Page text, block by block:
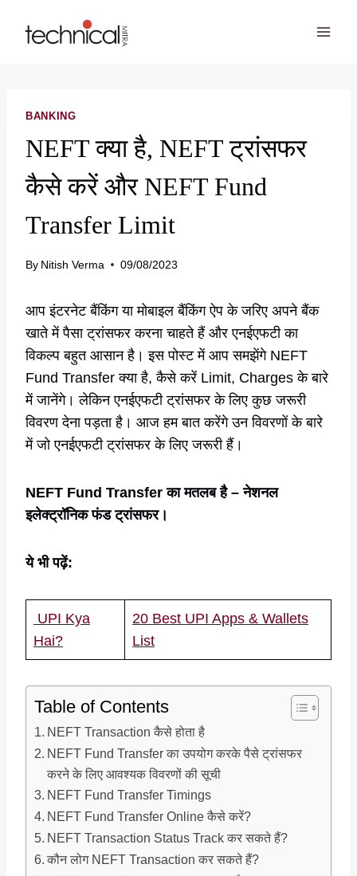
BANKING
NEFT क्या है, NEFT ट्रांसफर
कैसे करें और NEFT Fund
Transfer Limit
By Nitish Verma 09/08/2023
आप इंटरनेट बैंकिंग या मोबाइल बैंकिंग ऐप के जरिए अपने बैंक
खाते में पैसा ट्रांसफर करना चाहते हैं और एनईएफटी का
विकल्प बहुत आसान है। इस पोस्ट में आप समझेंगे NEFT
Fund Transfer क्या है, कैसे करें Limit, Charges के बारे
में जानेंगे। लेकिन एनईएफटी ट्रांसफर के लिए कुछ जरूरी
विवरण देना पड़ता है। आज हम बात करेंगे उन विवरणों के बारे
में जो एनईएफटी ट्रांसफर के लिए जरूरी हैं।
NEFT Fund Transfer का मतलब है – नेशनल
इलेक्ट्रॉनिक फंड ट्रांसफर।
ये भी पढ़ें:
UPI Kya
Hai?
20 Best UPI Apps & Wallets
List
Table of Contents
NEFT Transaction कैसे होता है
NEFT Fund Transfer का उपयोग करके पैसे ट्रांसफर
करने के लिए आवश्यक विवरणों की सूची
NEFT Fund Transfer Timings
NEFT Fund Transfer Online कैसे करें?
NEFT Transaction Status Track कर सकते हैं?
कौन लोग NEFT Transaction कर सकते हैं?